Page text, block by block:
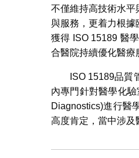
不僅維持高技術水
與服務，更着力根據
獲得 ISO 15189 醫
合醫院持續優化醫療
ISO 15189品
內專門針對醫學化
Diagnostics)進行醫
高度肯定，當中涉及